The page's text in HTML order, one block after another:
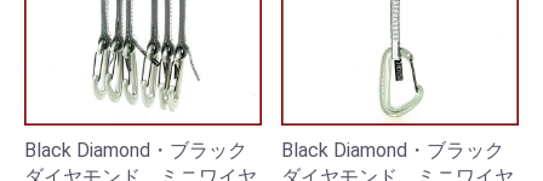
Black Diamond・ブラック
Black Diamond・ブラック